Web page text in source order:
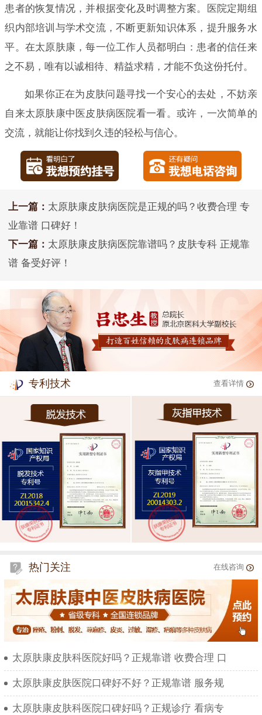
患者的恢复情况，并根据变化及时调整方案。医院定期组
织内部培训与学术交流，不断更新知识体系，提升服务水
平。在太原肤康，每一位工作人员都明白：患者的信任来
之不易，唯有以诚相待、精益求精，才能不负这份托付。
如果你正在为皮肤问题寻找一个安心的去处，不妨亲
自来太原肤康中医皮肤病医院看一看。或许，一次简单的
交流，就能让你找到久违的轻松与信心。
上一篇： 太原肤康皮肤病医院是正规的吗？收费合理 专
业靠谱 口碑好！
下一篇： 太原肤康皮肤病医院靠谱吗？皮肤专科 正规靠
谱 备受好评！
专利技术 查看详情
热门关注 在线咨询
太原肤康皮肤科医院好吗？正规靠谱 收费合理 口
太原肤康皮肤医院口碑好不好？正规靠谱 服务规
太原肤康皮肤科医院口碑好吗？正规诊疗 看病专